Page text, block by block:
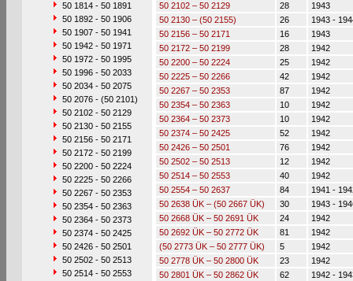
50 1814 - 50 1891
50 1892 - 50 1906
50 1907 - 50 1941
50 1942 - 50 1971
50 1972 - 50 1995
50 1996 - 50 2033
50 2034 - 50 2075
50 2076 - (50 2101)
50 2102 - 50 2129
50 2130 - 50 2155
50 2156 - 50 2171
50 2172 - 50 2199
50 2200 - 50 2224
50 2225 - 50 2266
50 2267 - 50 2353
50 2354 - 50 2363
50 2364 - 50 2373
50 2374 - 50 2425
50 2426 - 50 2501
50 2502 - 50 2513
50 2514 - 50 2553
50 2102 – 50 2129
28
1943
50 2130 – (50 2155)
26
1943 -
50 2156 – 50 2171
16
1943
50 2172 – 50 2199
28
1942
50 2200 – 50 2224
25
1942
50 2225 – 50 2266
42
1942
50 2267 – 50 2353
87
1942
50 2354 – 50 2363
10
1942
50 2364 – 50 2373
10
1942
50 2374 – 50 2425
52
1942
50 2426 – 50 2501
76
1942
50 2502 – 50 2513
12
1942
50 2514 – 50 2553
40
1942
50 2554 – 50 2637
84
1941 -
50 2638 ÜK – (50 2667 ÜK)
30
1943 -
50 2668 ÜK – 50 2691 ÜK
24
1942
50 2692 ÜK – 50 2772 ÜK
81
1942
(50 2773 ÜK – 50 2777 ÜK)
5
1942
50 2778 ÜK – 50 2800 ÜK
23
1942
50 2801 ÜK – 50 2862 ÜK
62
1942 -